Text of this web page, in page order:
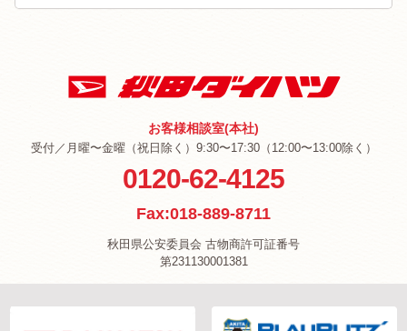
お客様相談室(本社)
受付／月曜〜金曜（祝日除く）9:30〜17:30（12:00〜13:00除く）
0120-62-4125
Fax:018-889-8711
秋田県公安委員会 古物商許可証番号
第231130001381